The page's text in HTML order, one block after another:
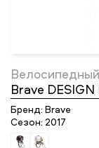
Brave
Бренд: Brave
Сезон: 2017